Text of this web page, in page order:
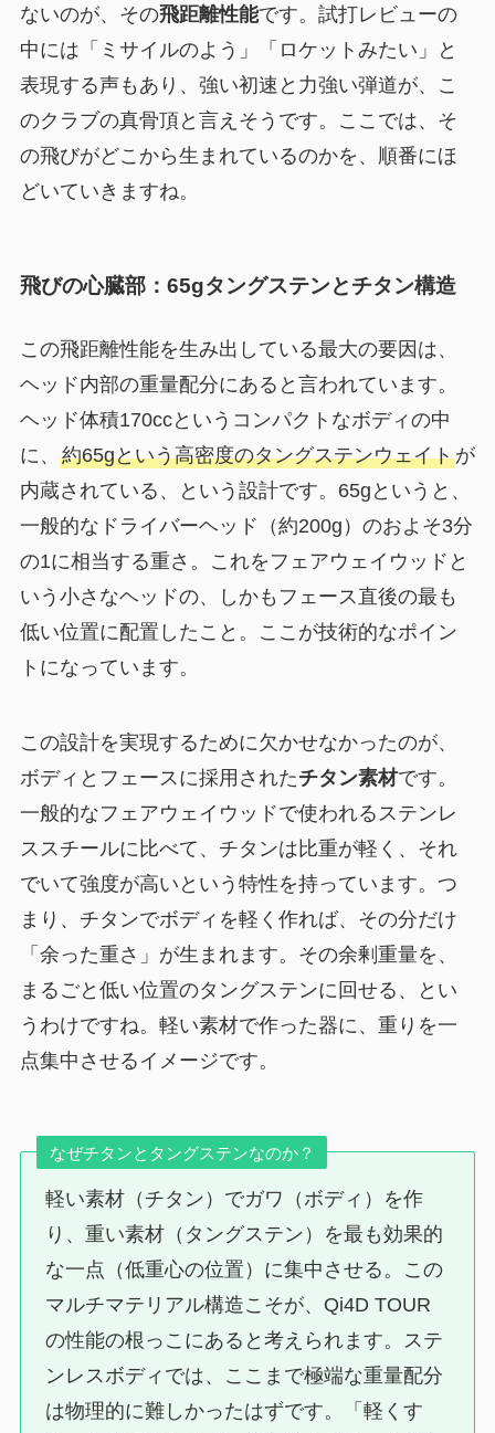
ないのが、その飛距離性能です。試打レビューの
中には「ミサイルのよう」「ロケットみたい」と
表現する声もあり、強い初速と力強い弾道が、こ
のクラブの真骨頂と言えそうです。ここでは、そ
の飛びがどこから生まれているのかを、順番にほ
どいていきますね。
飛びの心臓部：65gタングステンとチタン構造
この飛距離性能を生み出している最大の要因は、
ヘッド内部の重量配分にあると言われています。
ヘッド体積170ccというコンパクトなボディの中
に、 約65gという高密度のタングステンウェイトが
内蔵されている、という設計です。65gというと、
一般的なドライバーヘッド（約200g）のおよそ3分
の1に相当する重さ。これをフェアウェイウッドと
いう小さなヘッドの、しかもフェース直後の最も
低い位置に配置したこと。ここが技術的なポイン
トになっています。
この設計を実現するために欠かせなかったのが、
ボディとフェースに採用されたチタン素材です。
一般的なフェアウェイウッドで使われるステンレ
ススチールに比べて、チタンは比重が軽く、それ
でいて強度が高いという特性を持っています。つ
まり、チタンでボディを軽く作れば、その分だけ
「余った重さ」が生まれます。その余剰重量を、
まるごと低い位置のタングステンに回せる、とい
うわけですね。軽い素材で作った器に、重りを一
点集中させるイメージです。
なぜチタンとタングステンなのか？
軽い素材（チタン）でガワ（ボディ）を作
り、重い素材（タングステン）を最も効果的
な一点（低重心の位置）に集中させる。この
マルチマテリアル構造こそが、Qi4D TOUR
の性能の根っこにあると考えられます。ステ
ンレスボディでは、ここまで極端な重量配分
は物理的に難しかったはずです。「軽くす